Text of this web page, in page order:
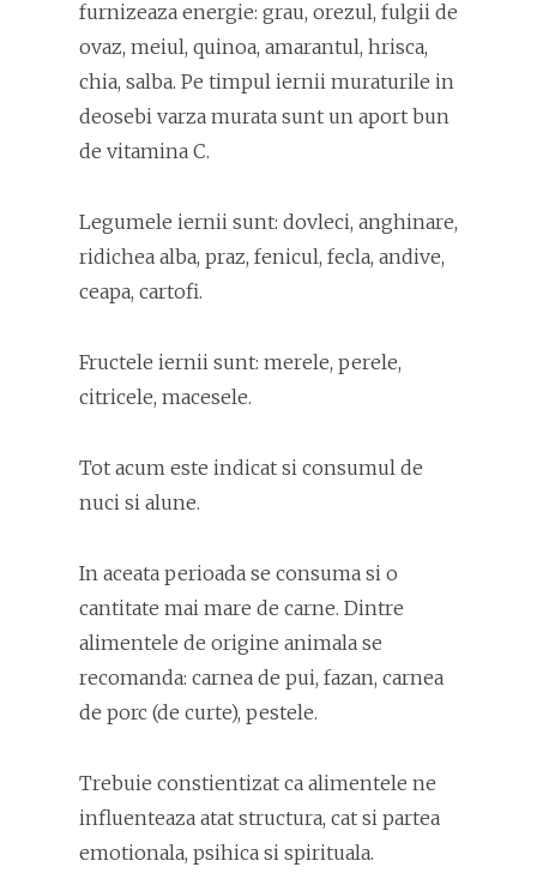
furnizeaza energie: grau, orezul, fulgii de
ovaz, meiul, quinoa, amarantul, hrisca,
chia, salba. Pe timpul iernii muraturile in
deosebi varza murata sunt un aport bun
de vitamina C.
Legumele iernii sunt: dovleci, anghinare,
ridichea alba, praz, fenicul, fecla, andive,
ceapa, cartofi.
Fructele iernii sunt: merele, perele,
citricele, macesele.
Tot acum este indicat si consumul de
nuci si alune.
In aceata perioada se consuma si o
cantitate mai mare de carne. Dintre
alimentele de origine animala se
recomanda: carnea de pui, fazan, carnea
de porc (de curte), pestele.
Trebuie constientizat ca alimentele ne
influenteaza atat structura, cat si partea
emotionala, psihica si spirituala.